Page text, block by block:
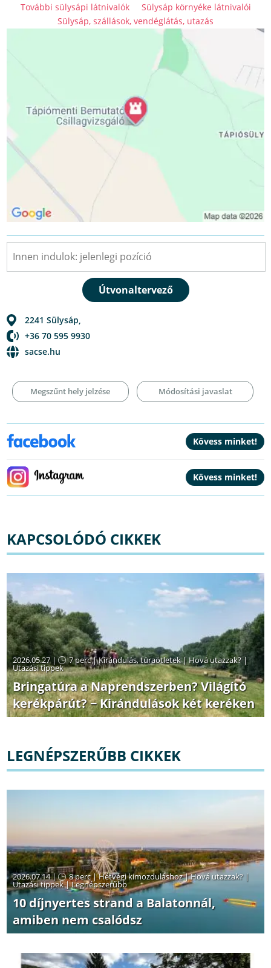
További sülysápi látnivalók
Sülysáp környéke látnivalói
Sülysáp, szállások, vendéglátás, utazás
2241 Sülysáp,
+36 70 595 9930
sacse.hu
Megszűnt hely jelzése Módosítási javaslat
KAPCSOLÓDÓ CIKKEK
2026.05.27 | 7 perc|Kirándulás, túraötletek|Hová utazzak?|
Utazási tippek
Bringatúra a Naprendszerben? Világító
kerékpárút? − Kirándulások két keréken
LEGNÉPSZERŰBB CIKKEK
2026.07.14 | 8 perc|Hétvégi kimozduláshoz|Hová utazzak? |
Utazási tippek|Legnépszerűbb
10 díjnyertes strand a Balatonnál,
amiben nem csalódsz